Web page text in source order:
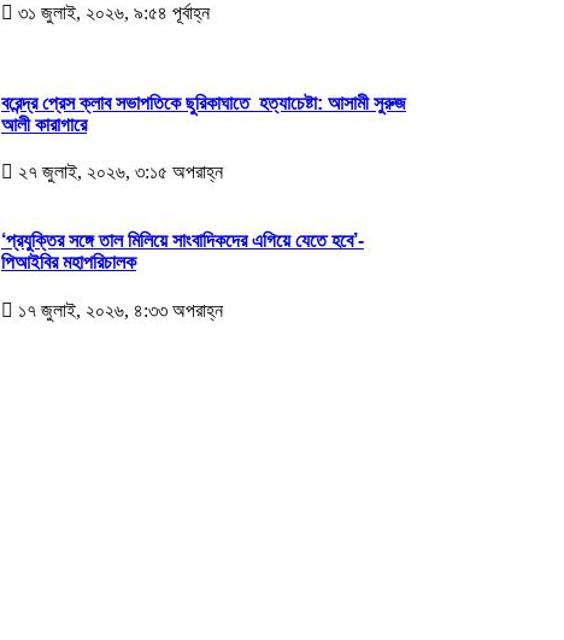
৩১ জুলাই, ২০২৬, ৯:৫৪ পূর্বাহ্ন
বরেন্দ্র প্রেস ক্লাব সভাপতিকে ছুরিকাঘাতে হত্যাচেষ্টা: আসামী সুরুজ
আলী কারাগারে
২৭ জুলাই, ২০২৬, ৩:১৫ অপরাহ্ন
‘প্রযুক্তির সঙ্গে তাল মিলিয়ে সাংবাদিকদের এগিয়ে যেতে হবে’-
পিআইবির মহাপরিচালক
১৭ জুলাই, ২০২৬, ৪:৩৩ অপরাহ্ন